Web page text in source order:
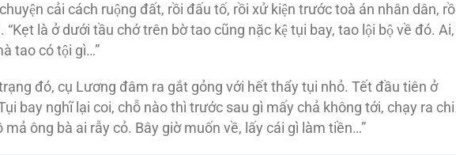
cải cách ruộng đất, rồi đấu tố, rồi xử kiện trước toà án nhân dân,
là ở dưới tầu chớ trên bờ tao cũng nặc kệ tụi bay, tao lội bộ về đó. Ai,
tao có tội gì…”
đó, cụ Lương đâm ra gắt gỏng với hết thẩy tụi nhỏ. Tết đầu tiên ở
bay nghĩ lại coi, chỗ nào thì trước sau gì mấy chả không tới, chạy ra chi
ông bà ai rẫy cỏ. Bây giờ muốn về, lấy cái gì làm tiền…”